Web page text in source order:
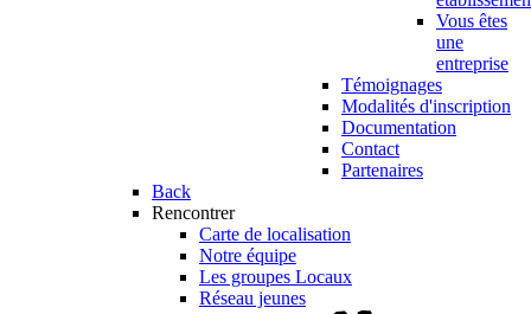
Vous êtes
une
entreprise
Témoignages
Modalités d'inscription
Documentation
Contact
Partenaires
Back
Rencontrer
Carte de localisation
Notre équipe
Les groupes Locaux
Réseau jeunes